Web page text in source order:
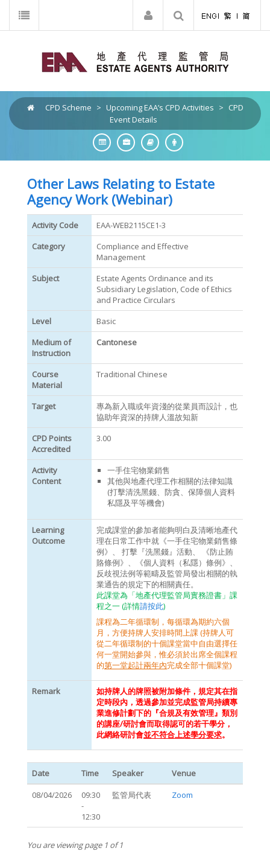
CPD Scheme > Upcoming EAA’s CPD Activities > CPD
Event Details
Other Laws Relating to Estate
Agency Work (Webinar)
Activity Code
EAA-WEB2115CE1-3
Category
Compliance and Effective
Management
Subject
Estate Agents Ordinance and its
Subsidiary Legislation, Code of Ethics
and Practice Circulars
Level
Basic
Medium of
Instruction
Cantonese
Course
Material
Traditional Chinese
Target
專為新入職或年資淺的從業員而設計，也
協助年資深的持牌人溫故知新
CPD Points
Accredited
3.00
Activity
Content
一手住宅物業銷售
其他與地產代理工作相關的法律知識
(打擊清洗黑錢、防貪、保障個人資料
私隱及平等機會)
Learning
Outcome
完成課堂的參加者能夠明白及清晰地產代
理在日常工作中就《一手住宅物業銷售條
例》、 打擊『洗黑錢』活動、 《防止賄
賂條例》、《個人資料（私隱）條例》、
反歧視法例等範疇及監管局發出相關的執
業通告的規定下的相關責任。
此課堂為「地產代理監管局實務證書」課
程之一 (詳情請按此)
課程為二年循環制，每循環為期約六個
月，方便持牌人安排時間上課 (持牌人可
從二年循環制的十個課堂當中自由選擇任
何一堂開始參與，惟必須於出席全個課程
的第一堂起計兩年內完成全部十個課堂)
Remark
如持牌人的牌照被附加條件，規定其在指
定時段內，透過參加並完成監管局持續專
業進修計劃下的『合規及有效管理』類別
的講座/研討會而取得認可的若干學分，
此網絡研討會並不符合上述學分要求。
Date Time Speaker
Venue
08/04/2026
09:30
-
12:30
監管局代表 Zoom
You are viewing page 1 of 1